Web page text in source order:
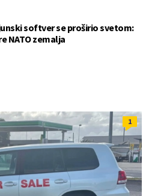
softver se proširio svetom:
NATO zemalja
1